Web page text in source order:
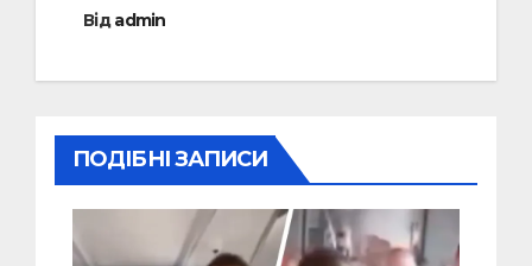
Відadmin
ПОДІБНІ ЗАПИСИ